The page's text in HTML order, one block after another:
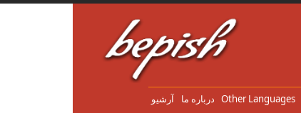
Other Languages درباره ما آرشیو